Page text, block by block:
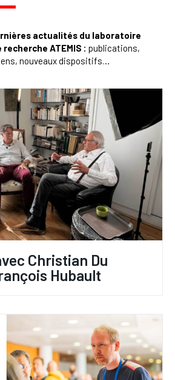
actualités du laboratoire
ATEMIS : publications,
nouveaux dispositifs…
Christian Du
Hubault